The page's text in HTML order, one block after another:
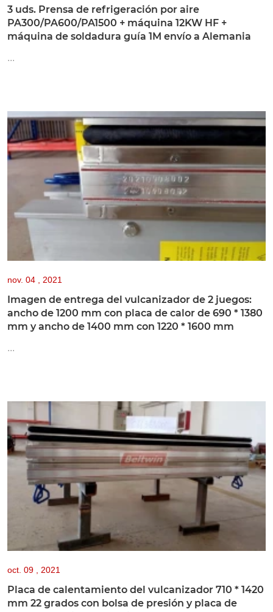
3 uds. Prensa de refrigeración por aire
PA300/PA600/PA1500 + máquina 12KW HF +
máquina de soldadura guía 1M envío a Alemania
...
nov. 04 , 2021
Imagen de entrega del vulcanizador de 2 juegos:
ancho de 1200 mm con placa de calor de 690 * 1380
mm y ancho de 1400 mm con 1220 * 1600 mm
...
oct. 09 , 2021
Placa de calentamiento del vulcanizador 710 * 1420
mm 22 grados con bolsa de presión y placa de